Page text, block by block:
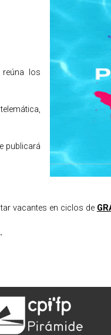
los
publicará
vacantes en ciclos de